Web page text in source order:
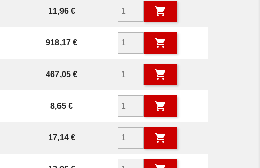
Prix
11,96 € 
Prix
918,17 € 
Prix
467,05 € 
Prix
8,65 € 
Prix
17,14 € 